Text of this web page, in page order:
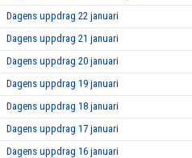
Dagens uppdrag 22 januari
Dagens uppdrag 21 januari
Dagens uppdrag 20 januari
Dagens uppdrag 19 januari
Dagens uppdrag 18 januari
Dagens uppdrag 17 januari
Dagens uppdrag 16 januari